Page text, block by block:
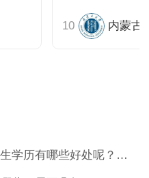
内蒙古
信息与计算科学在职研究生学历有哪些好处呢？目前行业发展？